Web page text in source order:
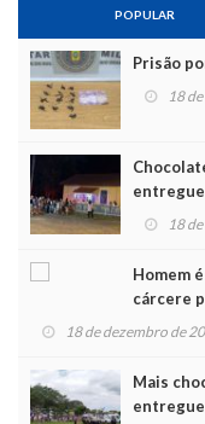
POPULAR
Prisão
18
Noel 18
Homem
cárcere
18 de dezembro de
Mais